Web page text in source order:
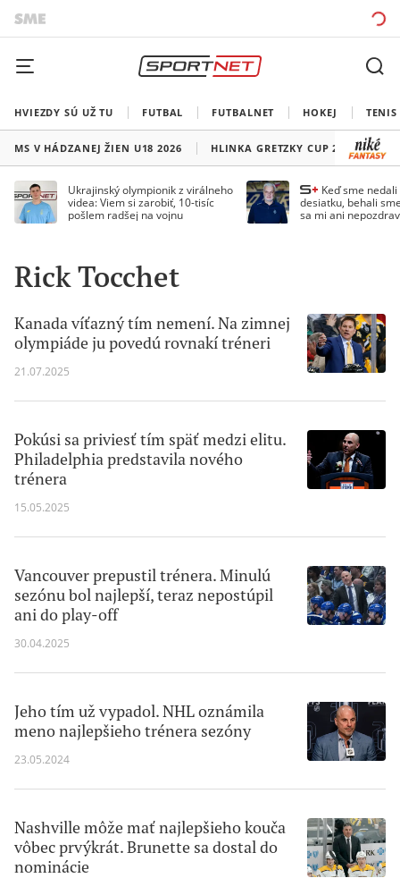
HVIEZDY SÚ UŽ TU FUTBAL FUTBALNET HOKEJ TENIS
MS V HÁDZANEJ ŽIEN U18 2026 HLINKA GRETZKY CUP 2026
Ukrajinský olympionik z virálneho
videa: Viem si zarobiť, 10-tisíc
pošlem radšej na vojnu
Keď sme
desiatku, behali
sa mi ani
Rick Tocchet
Kanada víťazný tím nemení. Na zimnej
olympiáde ju povedú rovnakí tréneri
21.07.2025
Pokúsi sa priviesť tím späť medzi elitu.
Philadelphia predstavila nového
trénera
15.05.2025
Vancouver prepustil trénera. Minulú
sezónu bol najlepší, teraz nepostúpil
ani do play-off
30.04.2025
Jeho tím už vypadol. NHL oznámila
meno najlepšieho trénera sezóny
23.05.2024
Nashville môže mať najlepšieho kouča
vôbec prvýkrát. Brunette sa dostal do
nominácie